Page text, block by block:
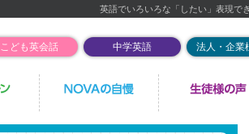
英語でいろいろな「したい」表現で
こども英会話 中学英語 法人・企業